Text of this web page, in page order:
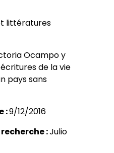
2018
diplômés
littératures
Ocampo y
de la vie
pays sans
:9/12/2016
:Julio